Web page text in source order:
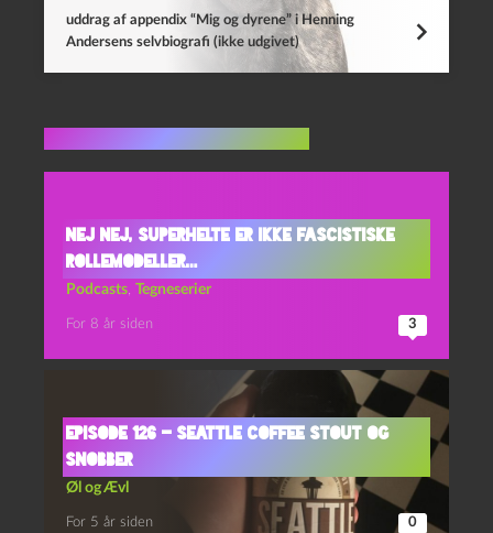
uddrag af appendix “Mig og dyrene” i Henning
Andersens selvbiografi (ikke udgivet)
Nej nej, superhelte er ikke fascistiske
rollemodeller…
Podcasts Tegneserier
For 8 år siden 3
Episode 126 – Seattle Coffee Stout og
Snobber
Øl og Ævl
For 5 år siden 0